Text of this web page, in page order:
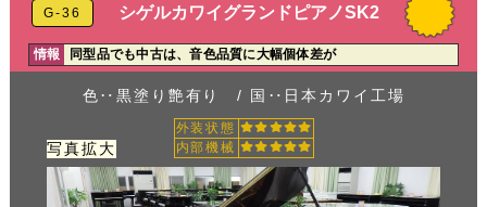
G-36 シゲルカワイグランドピアノSK2
情報 同型品でも中古は、音色品質に大幅個体差が
色‥黒塗り艶有り / 国‥日本カワイ工場
写真拡大
外装状態
内部機械